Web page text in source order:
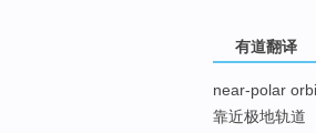
有道翻译
near-polar
靠近极地轨道